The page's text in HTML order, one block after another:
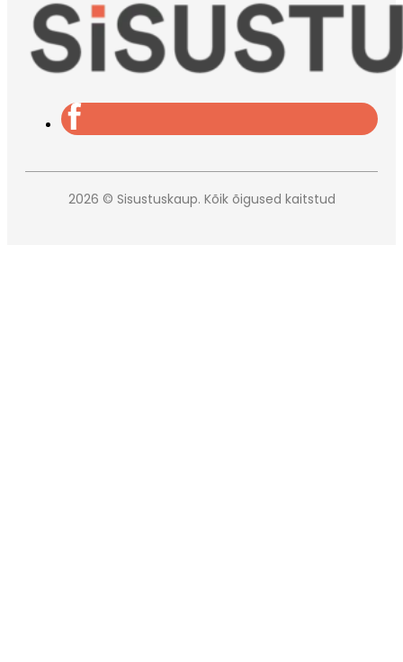
2026 © Sisustuskaup. Kõik õigused kaitstud